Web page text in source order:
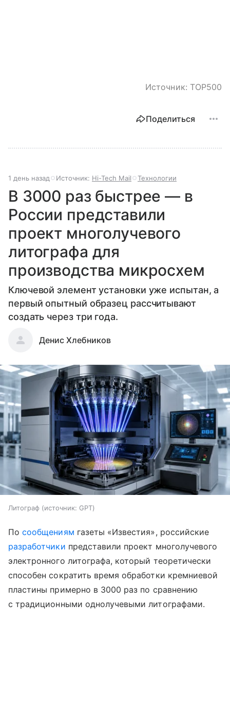
Источник: TOP500
Поделиться
1 день назад Источник: Hi-Tech Mail Технологии
В 3000 раз быстрее — в
России представили
проект многолучевого
литографа для
производства микросхем
Ключевой элемент установки уже испытан, а
первый опытный образец рассчитывают
создать через три года.
Денис Хлебников
Литограф источник: GPT
Посообщениям газеты «Известия», российские
разработчики представили проект многолучевого
электронного литографа, который теоретически
способен сократить время обработки кремниевой
пластины примерно в 3000 раз по сравнению
с традиционными однолучевыми литографами.